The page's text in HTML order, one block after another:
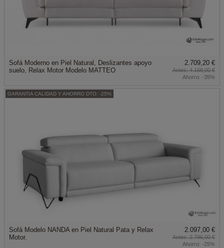
Sofá Moderno en Piel Natural, Deslizantes apoyo
suelo, Relax Motor Modelo MATTEO
2.709,20 €
4.168,00 €
Ahorro: -35%
GARANTIA CALIDAD Y AHORRO DTO: -25%
Sofá Modelo NANDA en Piel Natural Pata y Relax
Motor.
2.097,00 €
2.796,00 €
Ahorro: -25%